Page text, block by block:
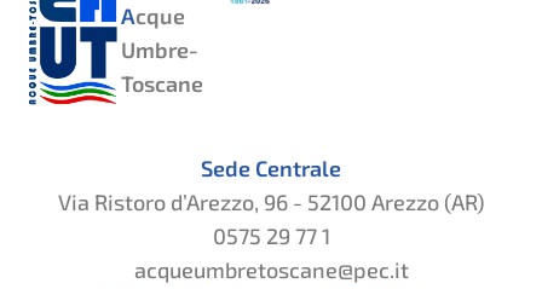
Acque
Umbre-
Toscane
Sede Centrale
Via Ristoro d’Arezzo, 96 - 52100 Arezzo (AR)
0575 29 77 1
acqueumbretoscane@pec.it